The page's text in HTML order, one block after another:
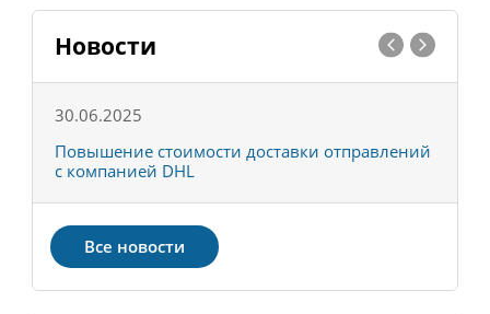
Новости
30.06.2025
Повышение стоимости доставки отправлений
с компанией DHL
Все новости